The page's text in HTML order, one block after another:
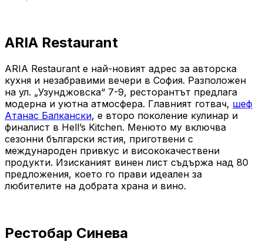
ARIA Restaurant
ARIA Restaurant е най-новият адрес за авторска
кухня и незабравими вечери в София. Разположен
на ул. „Узунджовска“ 7-9, ресторантът предлага
модерна и уютна атмосфера. Главният готвач, шеф
Атанас Балкански, е второ поколение кулинар и
финалист в Hell’s Kitchen. Менюто му включва
сезонни български ястия, приготвени с
международен привкус и висококачествени
продукти. Изисканият винен лист съдържа над 80
предложения, което го прави идеален за
любителите на добрата храна и вино.
Рестобар Синева